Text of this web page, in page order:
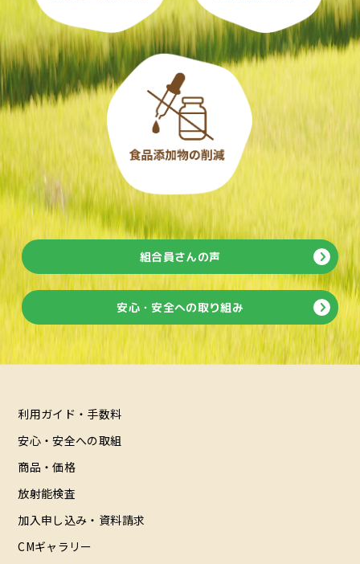
組合員さんの声
安心・安全への取り組み
利用ガイド・手数料
安心・安全への取組
商品・価格
放射能検査
加入申し込み・資料請求
CMギャラリー